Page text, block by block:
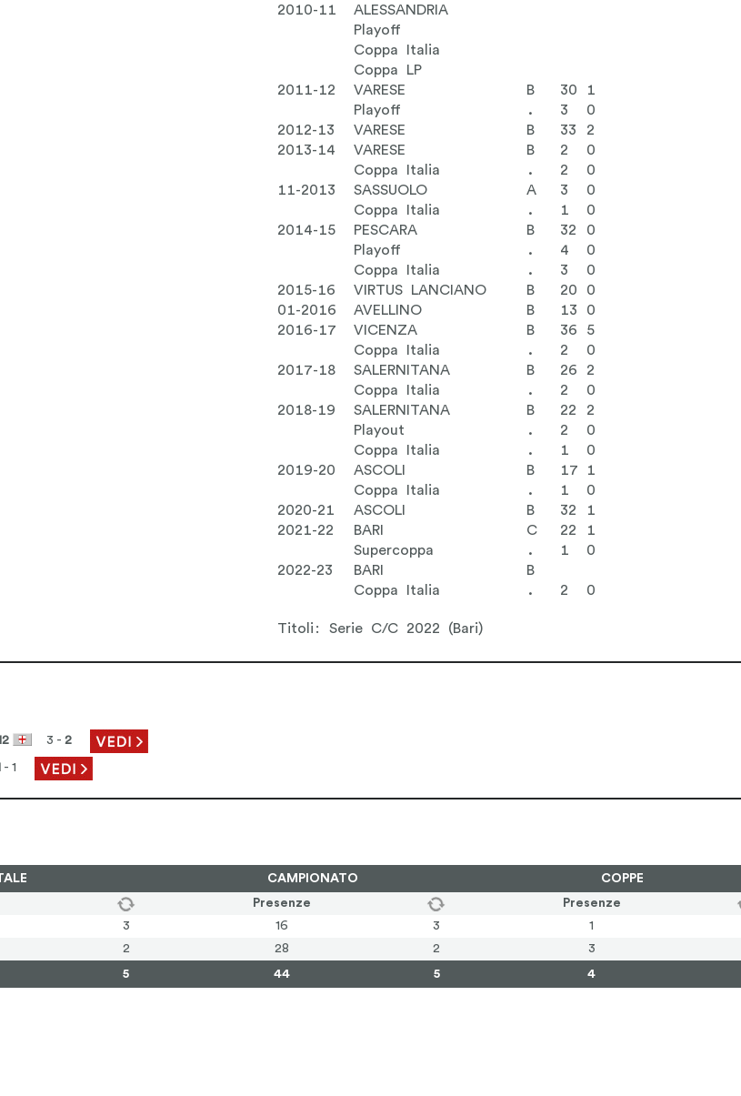
2010-11
ALESSANDRIA
Playoff
Coppa Italia
Coppa LP
2011-12
VARESE B 30
1
Playoff
. 3
0
2012-13
VARESE B 33
2
2013-14
VARESE B 2
0
Coppa Italia
. 2
0
11-2013
SASSUOLO A 3
0
Coppa Italia
. 1
0
2014-15
PESCARA B 32
0
Playoff
. 4
0
Coppa Italia
. 3
0
2015-16
VIRTUS LANCIANO B 20
0
01-2016
AVELLINO B 13
0
2016-17
VICENZA B 36
5
Coppa Italia
. 2
0
2017-18
SALERNITANA B 26
2
Coppa Italia
. 2
0
2018-19
SALERNITANA B 22
2
Playout
. 2
0
Coppa Italia
. 1
0
2019-20
ASCOLI B 17
1
Coppa Italia
. 1
0
2020-21
ASCOLI B 32
1
2021-22
BARI C 22
1
Supercoppa
. 1
0
2022-23
BARI
B
Coppa Italia
. 2 0
Titoli: Serie C/C 2022 (Bari)
3 - 2
- 1
CAMPIONATO
COPPE
Presenze
Presenze
3 16 3
1
2 28 2
3
5 44 5 4